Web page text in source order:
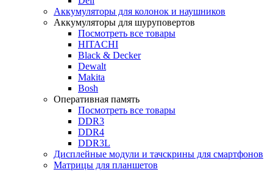
Аккумуляторы для колонок и наушников
Аккумуляторы для шуруповертов
Посмотреть все товары
HITACHI
Black & Decker
Dewalt
Makita
Bosh
Оперативная память
Посмотреть все товары
DDR3
DDR4
DDR3L
Дисплейные модули и тачскрины для смартфонов
Матрицы для планшетов